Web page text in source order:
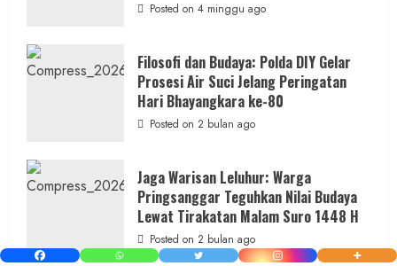
Posted on 4 minggu ago
Filosofi dan Budaya: Polda DIY Gelar
Prosesi Air Suci Jelang Peringatan
Hari Bhayangkara ke-80
Posted on 2 bulan ago
Jaga Warisan Leluhur: Warga
Pringsanggar Teguhkan Nilai Budaya
Lewat Tirakatan Malam Suro 1448 H
Posted on 2 bulan ago